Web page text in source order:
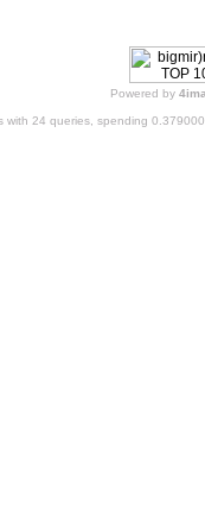
Powered by
24 queries, spending